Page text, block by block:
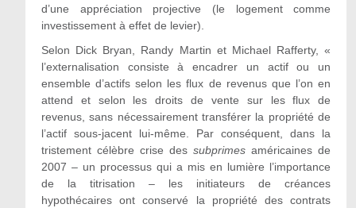
d’une appréciation projective (le logement comme
investissement à effet de levier).
Selon Dick Bryan, Randy Martin et Michael Rafferty, «
l’externalisation consiste à encadrer un actif ou un
ensemble d’actifs selon les flux de revenus que l’on en
attend et selon les droits de vente sur les flux de
revenus, sans nécessairement transférer la propriété de
l’actif sous-jacent lui-même. Par conséquent, dans la
tristement célèbre crise dessubprimes américaines de
2007 – un processus qui a mis en lumière l’importance
de la titrisation – les initiateurs de créances
hypothécaires ont conservé la propriété des contrats